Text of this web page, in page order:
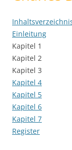
Einleitung
Kapitel 1
Kapitel 2
Kapitel 3
Kapitel 4
Kapitel 5
Kapitel 6
Kapitel 7
Register